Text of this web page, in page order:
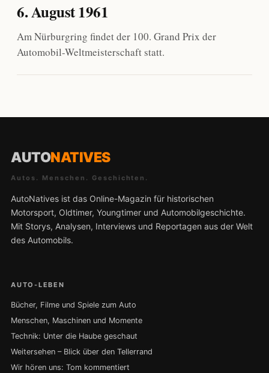
6. August 1961
Am Nürburgring findet der 100. Grand Prix der
Automobil-Weltmeisterschaft statt.
AUTONATIVES
Autos. Menschen. Geschichten.
AutoNatives ist das Online-Magazin für historischen
Motorsport, Oldtimer, Youngtimer und Automobilgeschichte.
Mit Storys, Analysen, Interviews und Reportagen aus der Welt
des Automobils.
AUTO-LEBEN
Bücher, Filme und Spiele zum Auto
Menschen, Maschinen und Momente
Technik: Unter die Haube geschaut
Weitersehen – Blick über den Tellerrand
Wir hören uns: Tom kommentiert